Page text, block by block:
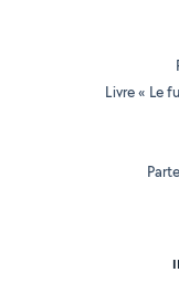
Livre « Le